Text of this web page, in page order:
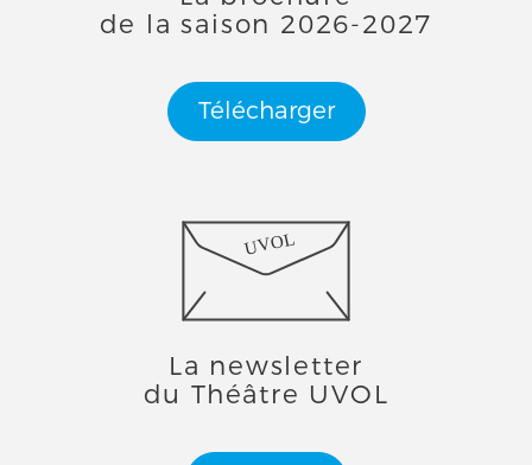
de la saison 2026-2027
Télécharger
UVOL
La newsletter
du Théâtre UVOL